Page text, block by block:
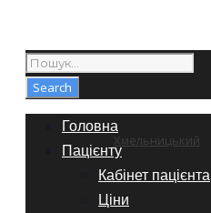
Хмельницький
Головна
Пацієнту
Кабінет пацієнта
Ціни